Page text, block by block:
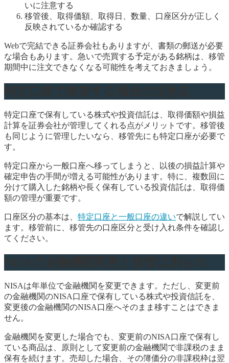
いに注意する
移管後、取得価額、取得日、数量、口座区分が正しく
反映されているか確認する
Webで完結できる証券会社もありますが、書類の郵送が必要
な場合もあります。急いで売買する予定がある銘柄は、移管
期間中に注文できなくなる可能性を考えておきましょう。
特定口座で保有している株式や投資信託は、取得価額や損益
計算を証券会社が管理してくれる点がメリットです。移管後
も同じように管理したいなら、移管先にも特定口座が必要で
す。
特定口座から一般口座へ移ってしまうと、以後の損益計算や
確定申告の手間が増える可能性があります。特に、複数回に
分けて購入した銘柄や長く保有している投資信託は、取得価
額の管理が重要です。
口座区分の基本は、 特定口座と一般口座の違いで解説してい
ます。移管前に、移管先の口座区分と受け入れ条件を確認し
てください。
NISAは年単位で金融機関を変更できます。ただし、変更前
の金融機関のNISA口座で保有している株式や投資信託を、
変更後の金融機関のNISA口座へそのまま移すことはできま
せん。
金融機関を変更した場合でも、変更前のNISA口座で保有し
ている商品は、原則として変更前の金融機関で非課税のまま
保有を続けます。売却した場合、その簿価分の非課税枠は翌